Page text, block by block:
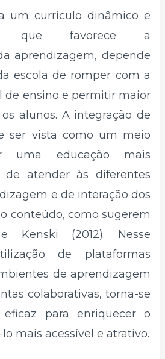
um currículo dinâmico e
que favorece a
aprendizagem, depende
escola de romper com a
de ensino e permitir maior
alunos. A integração de
ser vista como um meio
uma educação mais
de atender às diferentes
e de interação dos
conteúdo, como sugerem
Kenski (2012). Nesse
de plataformas
de aprendizagem
colaborativas, torna-se
para enriquecer o
mais acessível e atrativo.